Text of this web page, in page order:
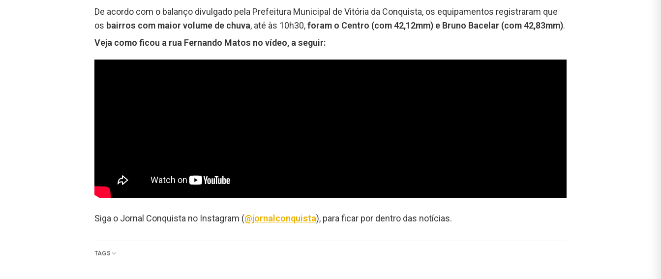
De acordo com o balanço divulgado pela Prefeitura Municipal de Vitória da Conquista, os equipamentos registraram que
os bairros com maior volume de chuva, até às 10h30,foram o Centro (com 42,12mm) e Bruno Bacelar (com 42,83mm).
Veja como ficou a rua Fernando Matos no vídeo, a seguir:
Siga o Jornal Conquista no Instagram (@jornalconquista), para ficar por dentro das notícias.
TAGS